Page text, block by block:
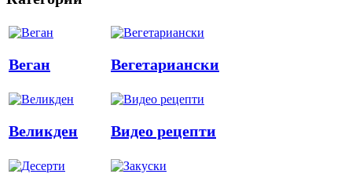
Веган Вегетариански
Великден Видео рецепти